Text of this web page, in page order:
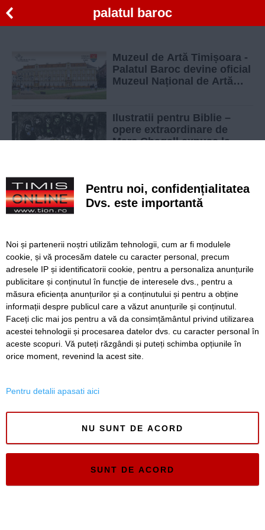
palatul baroc
Muzeul de Artă Timișoara -
Palatul Baroc devine oficial
Muzeul Național de Artă
Ilustratii pentru Biblie –
opere extraordinare de
Marc Chagall expuse la
Arta da, cladire ba! Muzeul de Arta, tot mai
dezvoltat, dar renovarea cladirii inca nu e
terminata
Expozitie Rembrandt la Timisoara!
Înapoi Înainte
SERVICII Redactia
Folosinta Cookie-urilor
Termeni si conditii de utilizare
Timiș Online
ISSN 3008-2323
Pentru noi, confidențialitatea
Dvs. este importantă
Noi și partenerii noștri utilizăm tehnologii, cum ar fi modulele
cookie, și vă procesăm datele cu caracter personal, precum
adresele IP și identificatorii cookie, pentru a personaliza anunțurile
publicitare și conținutul în funcție de interesele dvs., pentru a
măsura eficiența anunțurilor și a conținutului și pentru a obține
informații despre publicul care a văzut anunțurile și conținutul.
Faceți clic mai jos pentru a vă da consimțământul privind utilizarea
acestei tehnologii și procesarea datelor dvs. cu caracter personal în
aceste scopuri. Vă puteți răzgândi și puteți schimba opțiunile în
orice moment, revenind la acest site.
Pentru detalii apasati aici
NU SUNT DE ACORD
SUNT DE ACORD